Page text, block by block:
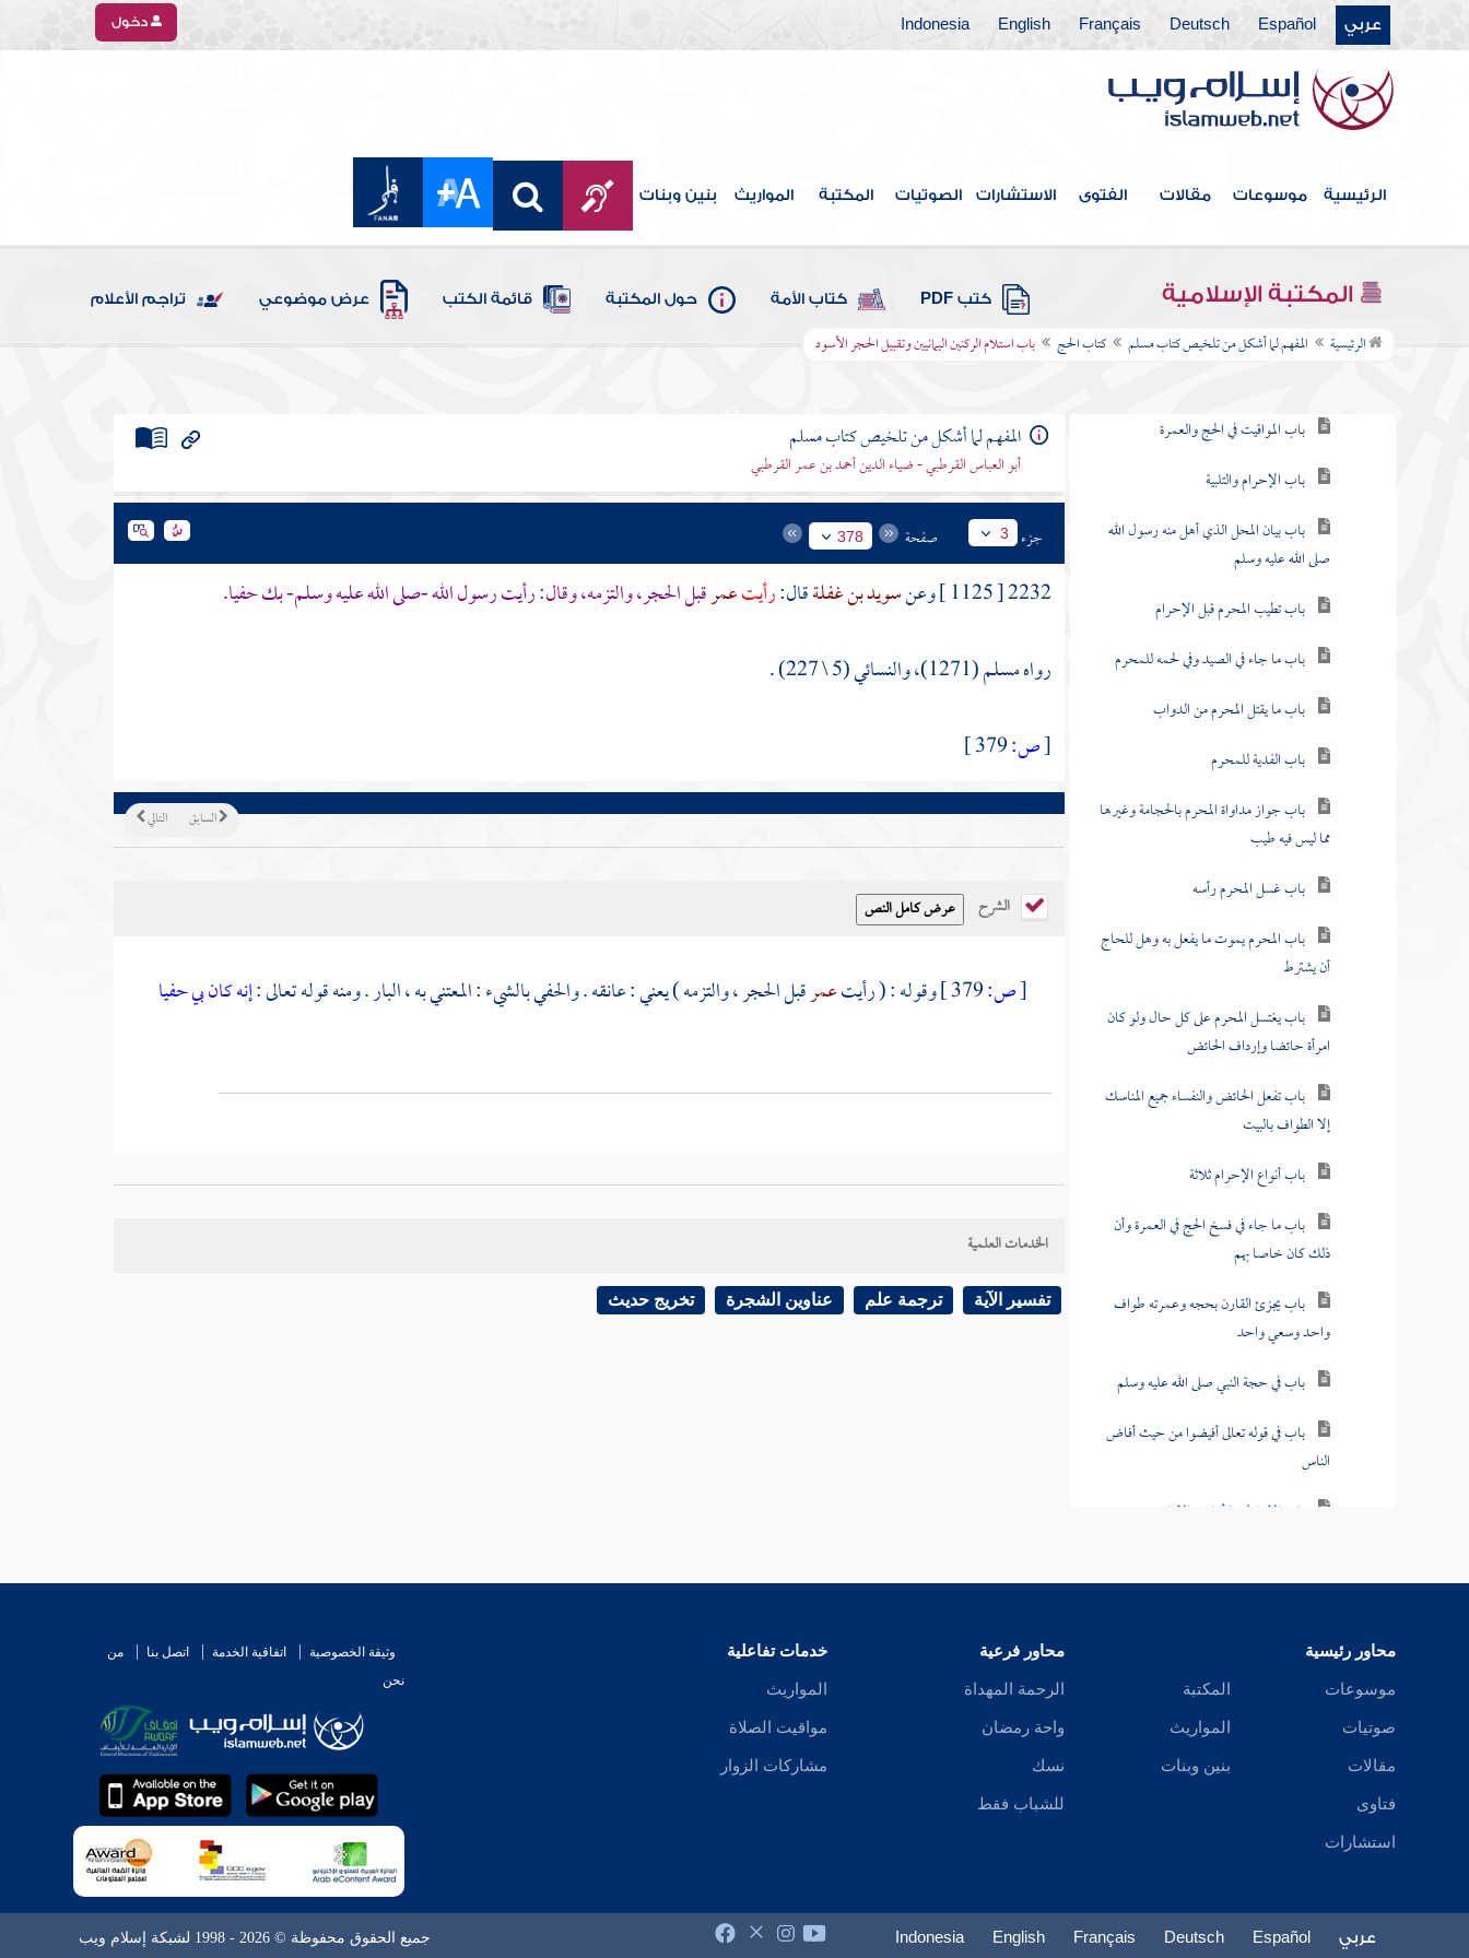
عربي Español
Deutsch
Français
English
Indonesia دخول
الرئيسية موسوعات مقالات الفتوى الاستشارات الصوتيات المكتبة المواريث بنين وبنات
المكتبة الإسلامية كتب PDF كتاب الأمة حول المكتبة قائمة الكتب عرض موضوعي تراجم الأعلام
الرئيسية المفهم لما أشكل من تلخيص كتاب مسلم كتاب الحج باب استلام الركنين اليمانيين وتقبيل الحجر الأسود
أبواب الاستسقاء
أبواب كسوف الشمس والقمر
كتاب الجنائز
كتاب الزكاة
كتاب الصوم
أبواب الاعتكاف وليلة القدر
كتاب الحج
باب المواقيت في الحج والعمرة
باب الإحرام والتلبية
باب بيان المحل الذي أهل منه رسول الله
صلى الله عليه وسلم
باب تطيب المحرم قبل الإحرام
باب ما جاء في الصيد وفي لحمه للمحرم
باب ما يقتل المحرم من الدواب
باب الفدية للمحرم
باب جواز مداواة المحرم بالحجامة وغيرها
مما ليس فيه طيب
باب غسل المحرم رأسه
باب المحرم يموت ما يفعل به وهل للحاج
أن يشترط
باب يغتسل المحرم على كل حال ولو كان
امرأة حائضا وإرداف الحائض
باب تفعل الحائض والنفساء جميع المناسك
إلا الطواف بالبيت
باب أنواع الإحرام ثلاثة
باب ما جاء في فسخ الحج في العمرة وأن
ذلك كان خاصا بهم
باب يجزئ القارن بحجه وعمرته طواف
واحد وسعي واحد
باب في حجة النبي صلى الله عليه وسلم
باب في قوله تعالى أفيضوا من حيث أفاض
الناس
باب الإهلال بما أهل به الإمام
عليه وسلم
باب الطواف عند القدوم
وكم حج
المفهم لما أشكل من تلخيص كتاب مسلم
أبو العباس القرطبي - ضياء الدين أحمد بن عمر القرطبي
جزء 3 صفحة 378
2232 [ 1125 ] وعن سويد بن غفلةقال:رأيتعمرقبل الحجر، والتزمه، وقال: رأيت رسول الله -صلى الله عليه وسلم- بك حفيا.
رواه مسلم (1271)، والنسائي (5 \ 227) .
[ص:
التالي السابق
الشرح
[ص: وقوله : ( رأيتعمرقبل الحجر ، والتزمه ) يعني : عانقه . والحفي بالشيء : المعتني به ، البار . ومنه قوله تعالى :إنه كان بي حفيا
الخدمات العلمية
تفسير الآية ترجمة علم عناوين الشجرة تخريج حديث
محاور رئيسية
موسوعات
صوتيات
مقالات
فتاوى
استشارات
المكتبة
المواريث
بنين وبنات
محاور فرعية
الرحمة المهداة
واحة رمضان
نسك
للشباب فقط
خدمات تفاعلية
المواريث
مواقيت الصلاة
مشاركات الزوار
وثيقة الخصوصية اتفاقية الخدمة اتصل بنا
من
نحن
عربي Español
Deutsch
Français
English
Indonesia جميع الحقوق محفوظة © 2026 - 1998 لشبكة إسلام ويب